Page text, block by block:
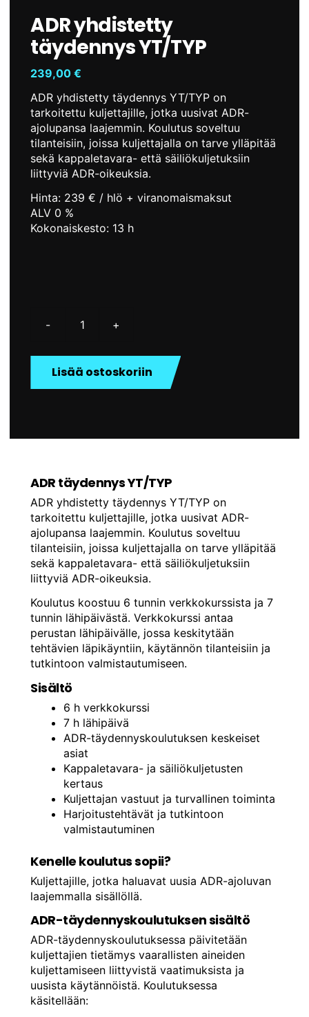
ADR yhdistetty
täydennys YT/TYP
239,00€
ADR yhdistetty täydennys YT/TYP on
tarkoitettu kuljettajille, jotka uusivat ADR-
ajolupansa laajemmin. Koulutus soveltuu
tilanteisiin, joissa kuljettajalla on tarve ylläpitää
sekä kappaletavara- että säiliökuljetuksiin
liittyviä ADR-oikeuksia.
Hinta: 239 € / hlö + viranomaismaksut
ALV 0 %
Kokonaiskesto: 13 h
-
täydennys
YT/TYP
määrä
+
Lisää ostoskoriin
ADR täydennys YT/TYP
ADR yhdistetty täydennys YT/TYP on
tarkoitettu kuljettajille, jotka uusivat ADR-
ajolupansa laajemmin. Koulutus soveltuu
tilanteisiin, joissa kuljettajalla on tarve ylläpitää
sekä kappaletavara- että säiliökuljetuksiin
liittyviä ADR-oikeuksia.
Koulutus koostuu 6 tunnin verkkokurssista ja 7
tunnin lähipäivästä. Verkkokurssi antaa
perustan lähipäivälle, jossa keskitytään
tehtävien läpikäyntiin, käytännön tilanteisiin ja
tutkintoon valmistautumiseen.
Sisältö
6 h verkkokurssi
7 h lähipäivä
ADR-täydennyskoulutuksen keskeiset
asiat
Kappaletavara- ja säiliökuljetusten
kertaus
Kuljettajan vastuut ja turvallinen toiminta
Harjoitustehtävät ja tutkintoon
valmistautuminen
Kenelle koulutus sopii?
Kuljettajille, jotka haluavat uusia ADR-ajoluvan
laajemmalla sisällöllä.
ADR-täydennyskoulutuksen sisältö
ADR-täydennyskoulutuksessa päivitetään
kuljettajien tietämys vaarallisten aineiden
kuljettamiseen liittyvistä vaatimuksista ja
uusista käytännöistä. Koulutuksessa
käsitellään: